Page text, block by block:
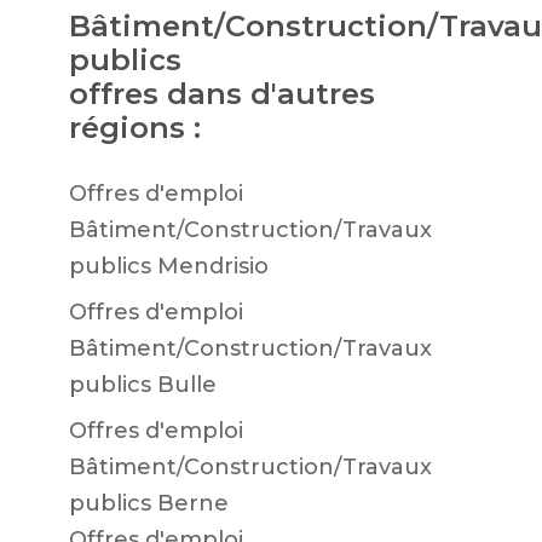
Bâtiment/Construction/
publics
offres dans d'autres
régions :
Offres d'emploi
Bâtiment/Construction/Travaux
publics Mendrisio
Offres d'emploi
Bâtiment/Construction/Travaux
publics Bulle
Offres d'emploi
Bâtiment/Construction/Travaux
publics Berne